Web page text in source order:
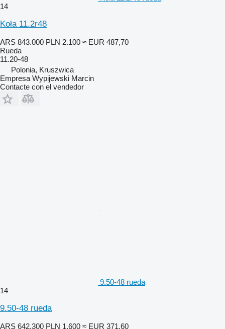
14
Koła 11.2r48
ARS 843.000 PLN 2.100 ≈ EUR 487,70
Rueda
11.20-48
Polonia, Kruszwica
Empresa Wypijewski Marcin
Contacte con el vendedor
9.50-48 rueda
14
9.50-48 rueda
ARS 642.300 PLN 1.600 ≈ EUR 371,60